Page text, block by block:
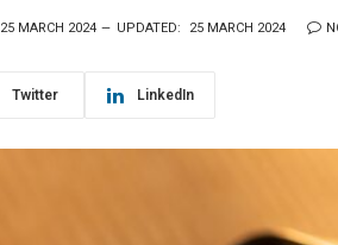
25 MARCH 2024 UPDATED: 25 MARCH 2024
Twitter LinkedIn